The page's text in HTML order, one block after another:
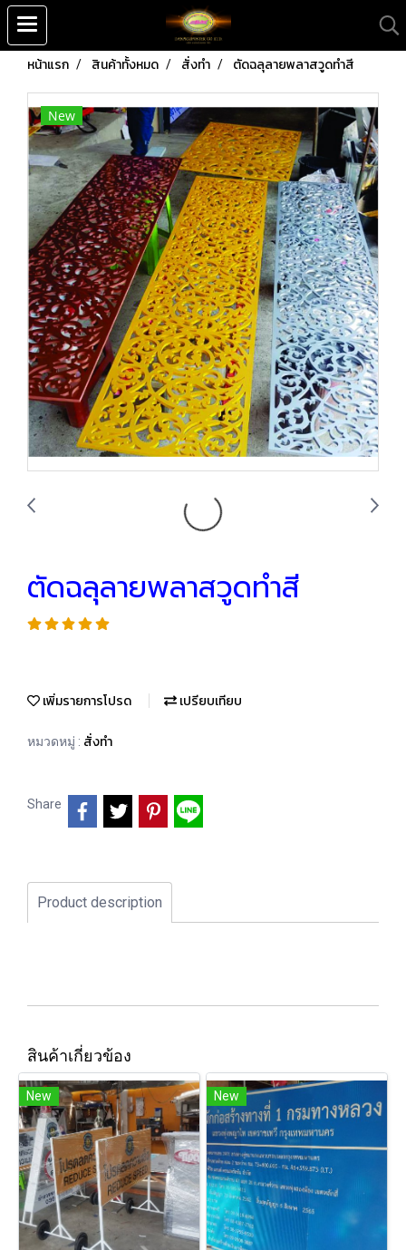
หน้าแรก สินค้าทั้งหมด สั่งทำ ตัดฉลุลายพลาสวูดทำสี
New
ตัดฉลุลายพลาสวูดทำสี
เพิ่มรายการโปรด เปรียบเทียบ
หมวดหมู่ : สั่งทำ
Share
Product description
สินค้าเกี่ยวข้อง
New New